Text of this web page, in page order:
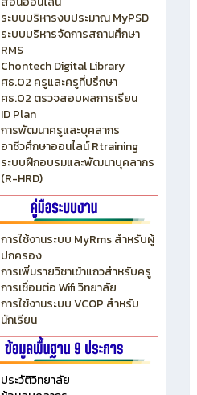
ระบบติดตามผู้สำเร็จการศึกษา
ระบบรายงานการจัดการเรียนการ
สอนออนไลน์
ระบบบริหารงบประมาณ MyPSD
ระบบบริหารจัดการสถานศึกษา
RMS
Chontech Digital Library
ศธ.02 ครูและครูที่ปรึกษา
ศธ.02 ตรวจสอบผลการเรียน
ID Plan
การพัฒนาครูและบุคลากร
อาชีวศึกษาออนไลน์ Rtraining
ระบบฝึกอบรมและพัฒนาบุคลากร
(R-HRD)
การใช้งานระบบ MyRms สำหรับผู้
ปกครอง
การเพิ่มรายวิชาเข้าแถวสำหรับครู
การเชื่อมต่อ Wifi วิทยาลัย
การใช้งานระบบ VCOP สำหรับ
นักเรียน